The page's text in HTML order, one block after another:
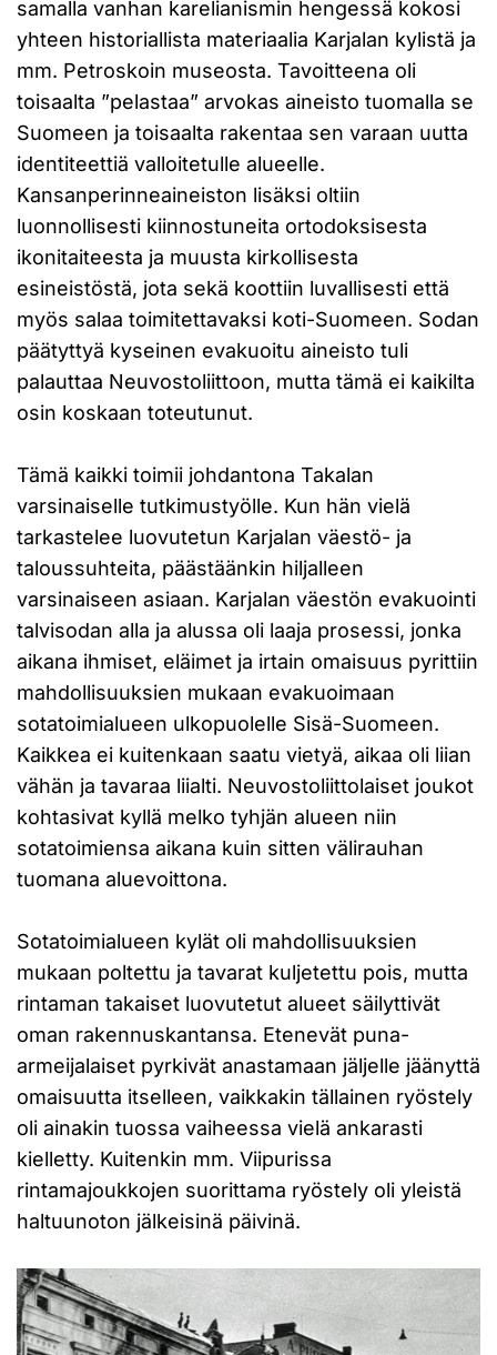
samalla vanhan karelianismin hengessä kokosi
yhteen historiallista materiaalia Karjalan kylistä ja
mm. Petroskoin museosta. Tavoitteena oli
toisaalta ”pelastaa” arvokas aineisto tuomalla se
Suomeen ja toisaalta rakentaa sen varaan uutta
identiteettiä valloitetulle alueelle.
Kansanperinneaineiston lisäksi oltiin
luonnollisesti kiinnostuneita ortodoksisesta
ikonitaiteesta ja muusta kirkollisesta
esineistöstä, jota sekä koottiin luvallisesti että
myös salaa toimitettavaksi koti-Suomeen. Sodan
päätyttyä kyseinen evakuoitu aineisto tuli
palauttaa Neuvostoliittoon, mutta tämä ei kaikilta
osin koskaan toteutunut.
Tämä kaikki toimii johdantona Takalan
varsinaiselle tutkimustyölle. Kun hän vielä
tarkastelee luovutetun Karjalan väestö- ja
taloussuhteita, päästäänkin hiljalleen
varsinaiseen asiaan. Karjalan väestön evakuointi
talvisodan alla ja alussa oli laaja prosessi, jonka
aikana ihmiset, eläimet ja irtain omaisuus pyrittiin
mahdollisuuksien mukaan evakuoimaan
sotatoimialueen ulkopuolelle Sisä-Suomeen.
Kaikkea ei kuitenkaan saatu vietyä, aikaa oli liian
vähän ja tavaraa liialti. Neuvostoliittolaiset joukot
kohtasivat kyllä melko tyhjän alueen niin
sotatoimiensa aikana kuin sitten välirauhan
tuomana aluevoittona.
Sotatoimialueen kylät oli mahdollisuuksien
mukaan poltettu ja tavarat kuljetettu pois, mutta
rintaman takaiset luovutetut alueet säilyttivät
oman rakennuskantansa. Etenevät puna-
armeijalaiset pyrkivät anastamaan jäljelle jäänyttä
omaisuutta itselleen, vaikkakin tällainen ryöstely
oli ainakin tuossa vaiheessa vielä ankarasti
kielletty. Kuitenkin mm. Viipurissa
rintamajoukkojen suorittama ryöstely oli yleistä
haltuunoton jälkeisinä päivinä.